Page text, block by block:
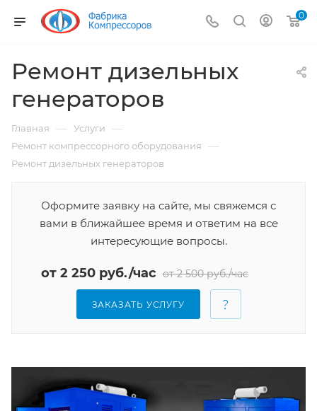
0
Ремонт дизельных
генераторов
Главная — Услуги —
Ремонт компрессорного оборудования —
Ремонт дизельных генераторов
Оформите заявку на сайте, мы свяжемся с
вами в ближайшее время и ответим на все
интересующие вопросы.
от 2 250 руб./час от 2 500 руб./час
ЗАКАЗАТЬ УСЛУГУ